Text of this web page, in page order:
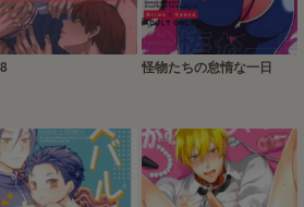
怪物たちの怠惰な一日